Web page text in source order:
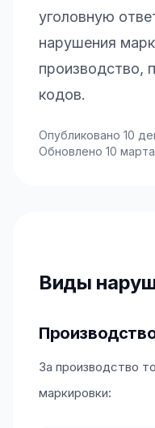
уголовную
нарушения
производство,
кодов.
Опубликовано 10
Обновлено 10
Виды
За производство
маркировки: